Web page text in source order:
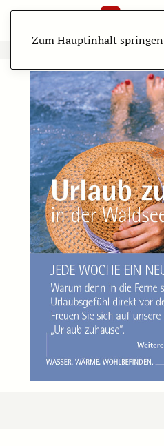
Zum Hauptinhalt springen